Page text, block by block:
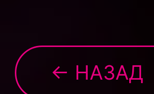
← НАЗАД